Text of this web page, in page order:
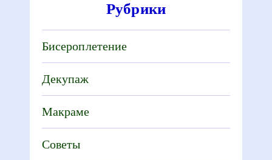
Рубрики
Бисероплетение
Декупаж
Макраме
Советы